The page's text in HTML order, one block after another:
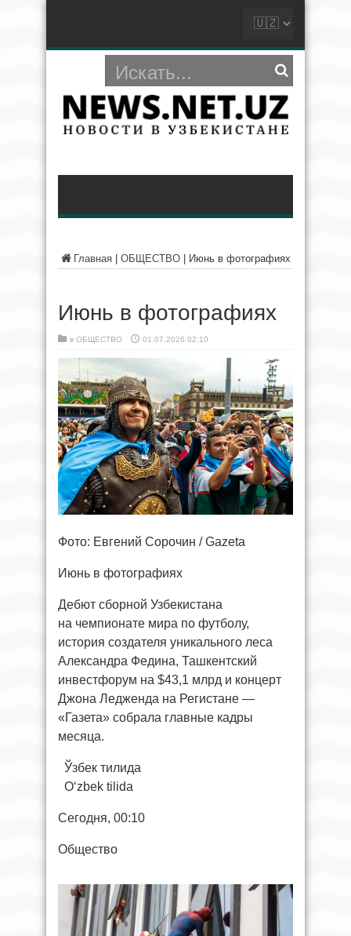
Главная ОБЩЕСТВО Июнь в фотографиях
Июнь в фотографиях
в ОБЩЕСТВО 01.07.2026 02:10
Фото: Евгений Сорочин / Gazeta
Июнь в фотографиях
Дебют сборной Узбекистана
на чемпионате мира по футболу,
история создателя уникального леса
Александра Федина, Ташкентский
инвестфорум на $43,1 млрд и концерт
Джона Ледженда на Регистане —
«Газета» собрала главные кадры
месяца.
Ўзбек тилида
O‘zbek tilida
Сегодня, 00:10
Общество